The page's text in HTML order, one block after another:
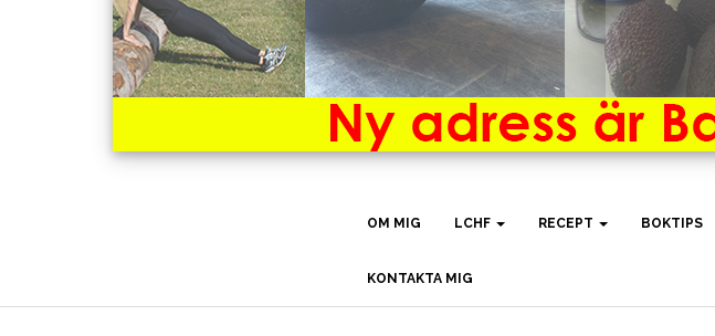
OM MIG LCHF RECEPT BOKTIPS
KONTAKTA MIG